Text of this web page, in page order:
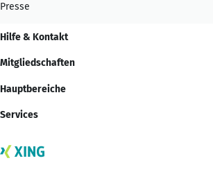
Presse
Hilfe & Kontakt
Mitgliedschaften
Hauptbereiche
Services